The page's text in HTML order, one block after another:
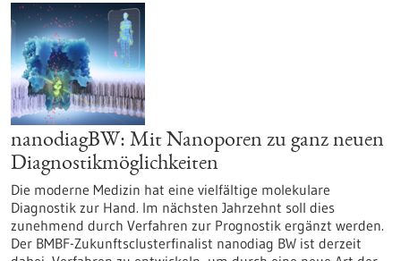
nanodiagBW: Mit Nanoporen zu ganz neuen
Diagnostikmöglichkeiten
Die moderne Medizin hat eine vielfältige molekulare
Diagnostik zur Hand. Im nächsten Jahrzehnt soll dies
zunehmend durch Verfahren zur Prognostik ergänzt werden.
Der BMBF-Zukunftsclusterfinalist nanodiag BW ist derzeit